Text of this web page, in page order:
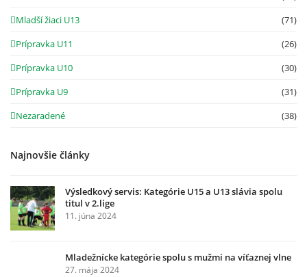
Mladší žiaci U13
(71)
Prípravka U11
(26)
Prípravka U10
(30)
Prípravka U9
(31)
Nezaradené
(38)
Najnovšie články
Výsledkový servis: Kategórie U15 a U13 slávia spolu
titul v 2.lige
11. júna 2024
Mladežnícke kategórie spolu s mužmi na víťaznej vlne
27. mája 2024